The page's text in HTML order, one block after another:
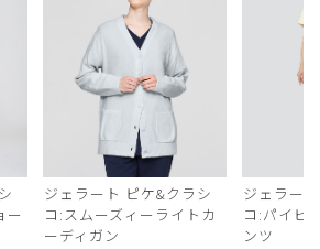
ー
ジェラート ピケ&クラシ
コ:スムーズィーライトカ
ーディガン
ジェラー
コ:パイピ
ンツ